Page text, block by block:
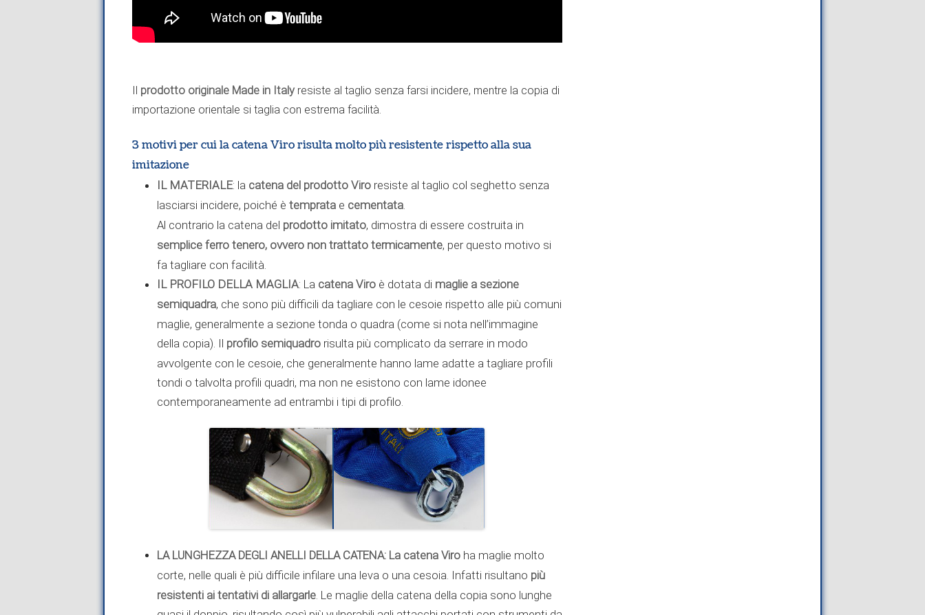
Il prodotto originale Made in Italyresiste al taglio senza farsi incidere, mentre la copia di
importazione orientale si taglia con estrema facilità.
3 motivi per cui la catena Viro risulta molto più resistente rispetto alla sua
imitazione
IL MATERIALE: la catena del prodotto Viro resiste al taglio col seghetto senza
lasciarsi incidere, poiché è temprata e cementata
Al contrario la catena del prodotto imitato, dimostra di essere costruita in
semplice ferro tenero, ovvero non trattato termicamente, per questo motivo si
fa tagliare con facilità.
IL PROFILO DELLA MAGLIA: La catena Viro è dotata di maglie a sezione
semiquadra, che sono più difficili da tagliare con le cesoie rispetto alle più comuni
maglie, generalmente a sezione tonda o quadra (come si nota nell’immagine
della copia). Il profilo semiquadro risulta più complicato da serrare in modo
avvolgente con le cesoie, che generalmente hanno lame adatte a tagliare profili
tondi o talvolta profili quadri, ma non ne esistono con lame idonee
contemporaneamente ad entrambi i tipi di profilo.
LA LUNGHEZZA DEGLI ANELLI DELLA CATENA: La catena Viro ha maglie molto
corte, nelle quali è più difficile infilare una leva o una cesoia. Infatti risultano più
resistenti ai tentativi di allargarle. Le maglie della catena della copia sono lunghe